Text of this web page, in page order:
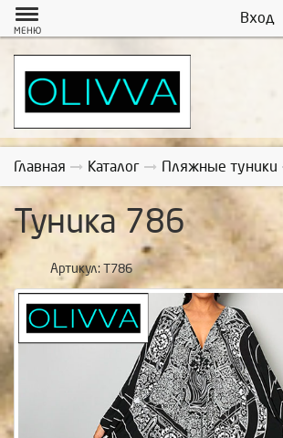
Вход
МЕНЮ
Главная Каталог Пляжные туники
Туника 786
Артикул: Т786